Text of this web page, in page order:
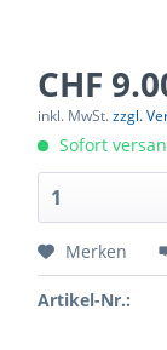
CHF
inkl. MwSt.zzgl.
Sofort
Merken
Artikel-Nr.: